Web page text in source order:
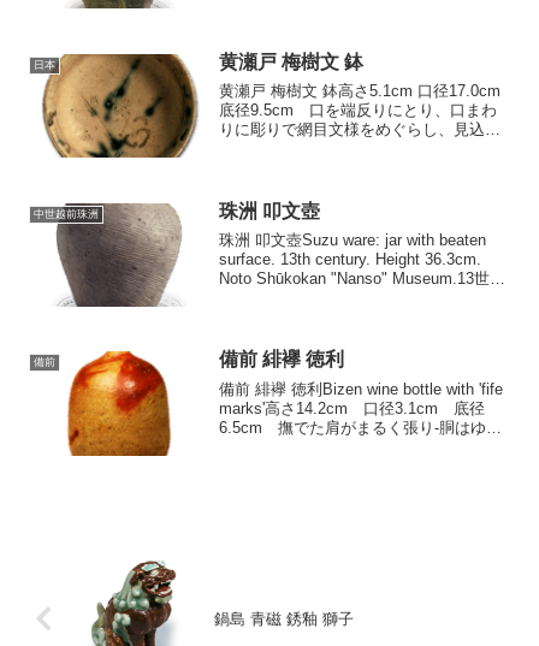
日本 黄瀬戸 梅樹文 鉢
黄瀬戸 梅樹文 鉢高さ5.1cm 口径17.0cm
底径9.5cm 口を端反りにとり、口まわ
りに彫りで網目文様をめぐらし、見込に
が...
中世越前珠洲 珠洲 叩文壺
珠洲 叩文壺Suzu ware: jar with beaten
surface. 13th century. Height 36.3cm.
Noto Shūkokan "Nanso" Museum.13世紀
備前 備前 緋襷 徳利
備前 緋襷 徳利Bizen wine bottle with 'fife
marks'高さ14.2cm 口径3.1cm 底径
6.5cm 撫でた肩がまるく張り-胴はゆる
鍋島 青磁 銹釉 獅子